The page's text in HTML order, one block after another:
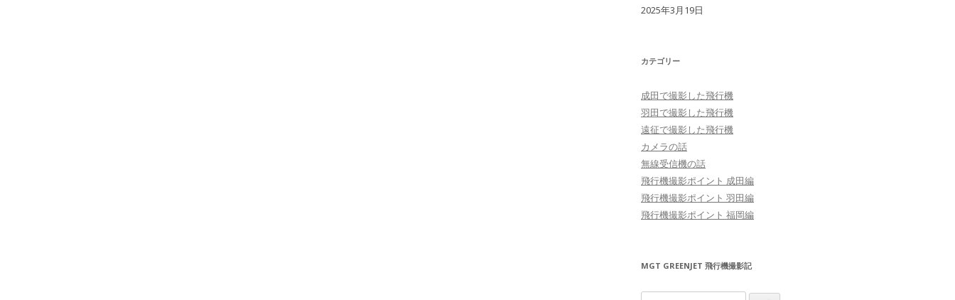
2025年3月19日
カテゴリー
成田で撮影した飛行機
羽田で撮影した飛行機
遠征で撮影した飛行機
カメラの話
無線受信機の話
飛行機撮影ポイント 成田編
飛行機撮影ポイント 羽田編
飛行機撮影ポイント 福岡編
MGT GREENJET 飛行機撮影記